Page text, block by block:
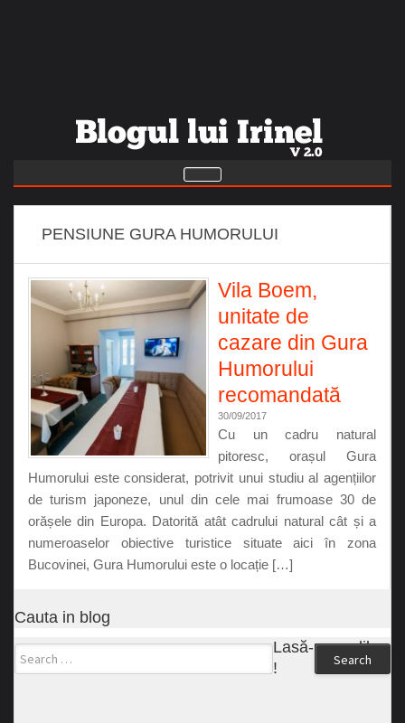
PENSIUNE GURA HUMORULUI
Vila Boem,
unitate de
cazare din Gura
Humorului
recomandată
30/09/2017
Cu un cadru natural
pitoresc, orașul Gura
Humorului este considerat, potrivit unui studiu al agențiilor
de turism japoneze, unul din cele mai frumoase 30 de
orășele din Europa. Datorită atât cadrului natural cât și a
numeroaselor obiective turistice situate aici în zona
Bucovinei, Gura Humorului este o locație […]
Cauta in blog
Search
Lasă-ne un like
!